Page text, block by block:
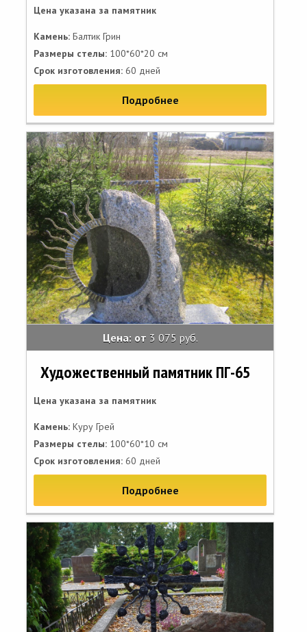
Цена указана за памятник
Камень: Балтик Грин
Размеры стелы: 100*60*20 см
Срок изготовления: 60 дней
Подробнее
Цена: от 3 075 руб.
Художественный памятник ПГ-65
Цена указана за памятник
Камень: Куру Грей
Размеры стелы: 100*60*10 см
Срок изготовления: 60 дней
Подробнее